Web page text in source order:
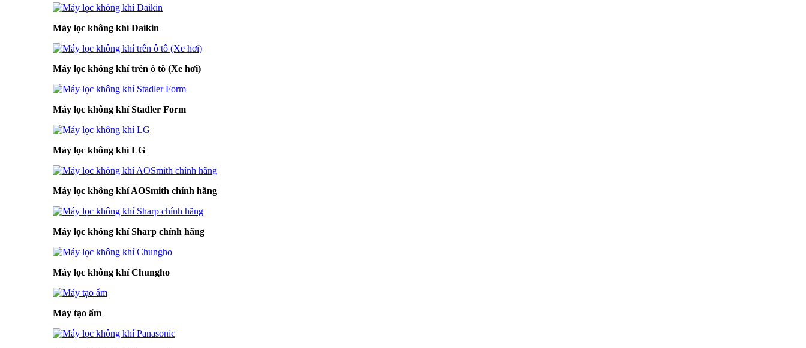
Máy lọc không khí Daikin
Máy lọc không khí trên ô tô (Xe hơi)
Máy lọc không khí Stadler Form
Máy lọc không khí LG
Máy lọc không khí AOSmith chính hãng
Máy lọc không khí Sharp chính hãng
Máy lọc không khí Chungho
Máy tạo ẩm